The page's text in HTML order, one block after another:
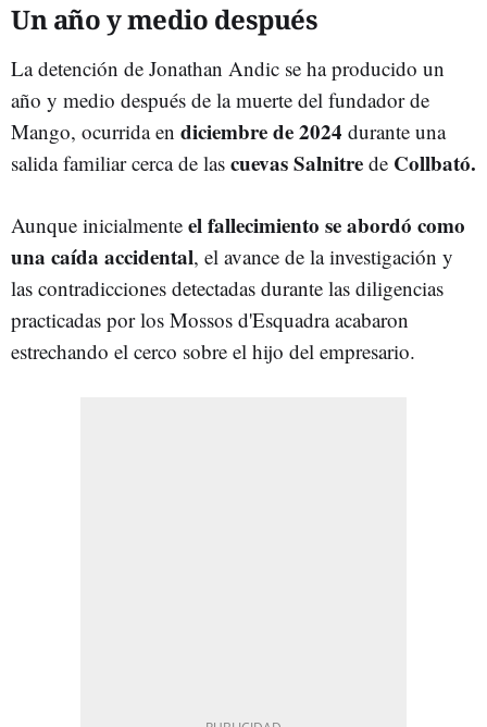
Un año y medio después
La detención de Jonathan Andic se ha producido un
año y medio después de la muerte del fundador de
Mango, ocurrida en diciembre de 2024 durante una
salida familiar cerca de las cuevasSalnitre de Collbató.
Aunque inicialmente el fallecimiento se abordó como
una caída accidental, el avance de la investigación y
las contradicciones detectadas durante las diligencias
practicadas por los Mossos d'Esquadra acabaron
estrechando el cerco sobre el hijo del empresario.